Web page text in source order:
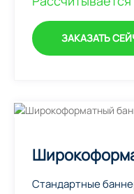
ЗАКАЗАТЬ
Стандартные